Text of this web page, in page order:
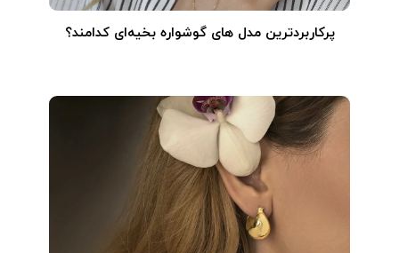
پرکاربردترین مدل های گوشواره بخیه‌ای کدامند؟